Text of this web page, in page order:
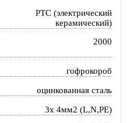
PTC (электрический
керамический)
2000
гофрокороб
оцинкованная сталь
3х 4мм2 (L,N,PE)